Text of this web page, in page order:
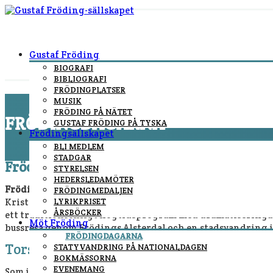
Gustaf Fröding
BIOGRAFI
BIBLIOGRAFI
FRÖDINGPLATSER
MUSIK
FRÖDING PÅ NÄTET
GUSTAF FRÖDING PÅ TYSKA
Frödingsällskapet
BLI MEDLEM
STADGAR
STYRELSEN
HEDERSLEDAMÖTER
FRÖDINGMEDALJEN
LYRIKPRISET
ÅRSBÖCKER
Möt Fröding
FRÖDINGDAGARNA
STATYVANDRING PÅ NATIONALDAGEN
BOKMÄSSORNA
EVENEMANG
FRÖDINGDAGARNA
You are here: Home
Frödingdagarna 21 – 24 augusti 2025
Frödingdagarna 2025 bjuder på fyra dagar fyllda av
Kristinehamn på stadens historiska museum. På
ett traditionsenligt högtidsprogram med
bussresa genom Frödings Alsterdal och en
Torsdag 21 augusti – Frödings